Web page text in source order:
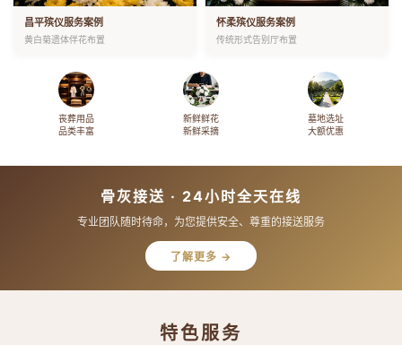
昌平殡仪服务案例
黄白菊遗体伴花布置
怀柔殡仪服务案例
传统形式告别厅布置
丧葬用品
品类丰富
新鲜鲜花
新鲜采摘
墓地选址
大额优惠
骨灰接送 · 24小时全天在线
专业团队随时待命，为您提供安全、尊重的接送服务
了解更多 →
特色服务